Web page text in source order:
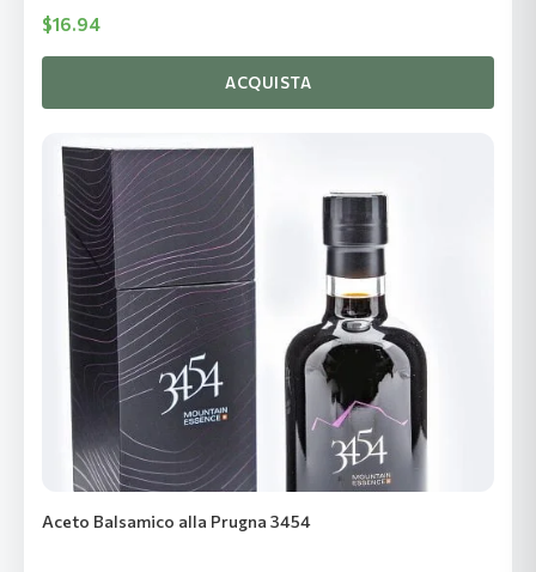
$16.94
ACQUISTA
Aceto Balsamico alla Prugna 3454